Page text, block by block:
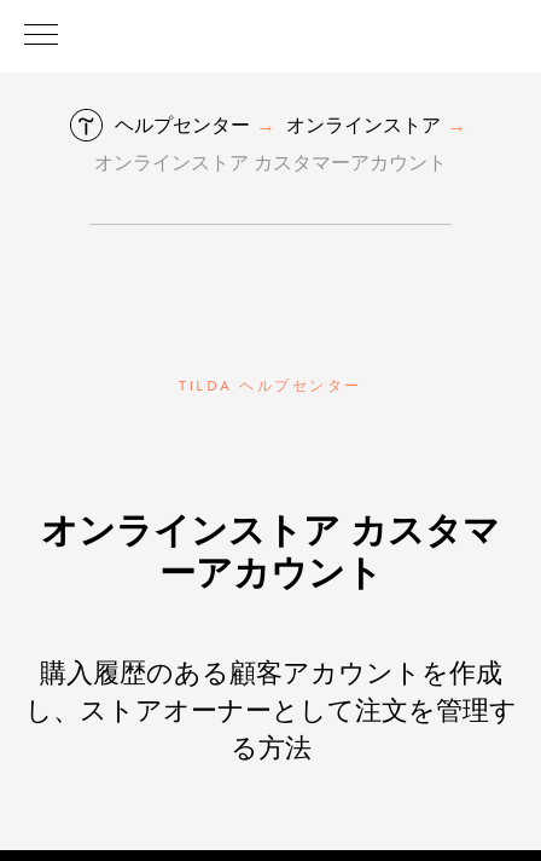
ヘルプセンター → オンラインストア →
オンラインストア カスタマーアカウント
TILDA ヘルプセンター
オンラインストア カスタマ
ーアカウント
購入履歴のある顧客アカウントを作成
し、ストアオーナーとして注文を管理す
る方法